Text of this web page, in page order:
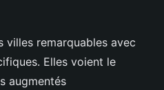
villes remarquables avec
Elles voient le
augmentés